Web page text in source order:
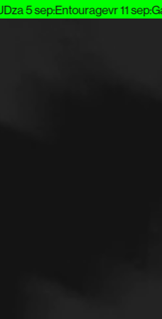
za 5 sep:Entouragevr 11 sep: